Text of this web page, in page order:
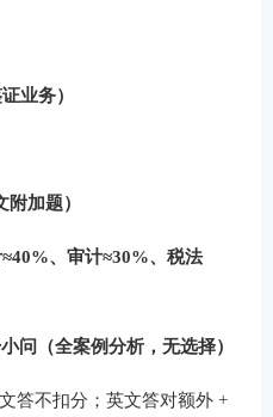
业务）
加题）
、审计≈30%、税法
问（全案例分析，无选择）
答不扣分；英文答对额外 +